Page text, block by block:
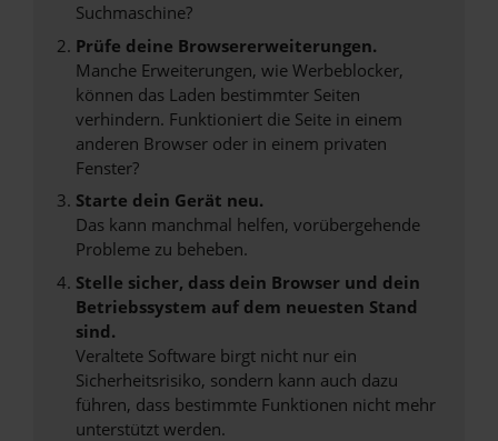
Suchmaschine?
Prüfe deine Browsererweiterungen.
Manche Erweiterungen, wie Werbeblocker,
können das Laden bestimmter Seiten
verhindern. Funktioniert die Seite in einem
anderen Browser oder in einem privaten
Fenster?
Starte dein Gerät neu.
Das kann manchmal helfen, vorübergehende
Probleme zu beheben.
Stelle sicher, dass dein Browser und dein
Betriebssystem auf dem neuesten Stand
sind.
Veraltete Software birgt nicht nur ein
Sicherheitsrisiko, sondern kann auch dazu
führen, dass bestimmte Funktionen nicht mehr
unterstützt werden.